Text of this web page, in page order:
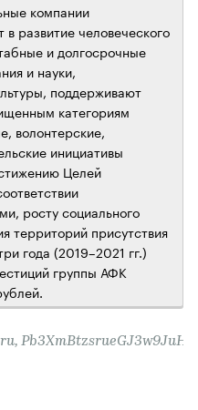
компании
развитие человеческого
и долгосрочные
и науки,
поддерживают
категориям
волонтерские,
инициативы
Целей
росту социального
территорий присутствия
года (2019–2021 гг.)
группы АФК